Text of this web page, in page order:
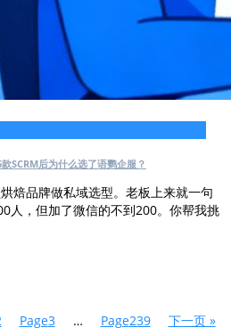
SCRM后为什么选了语鹦企服？
焙品牌做私域选型。老板上来就一句
人，但加了微信的不到200。你帮我挑
Page3 … Page239 下一页 »